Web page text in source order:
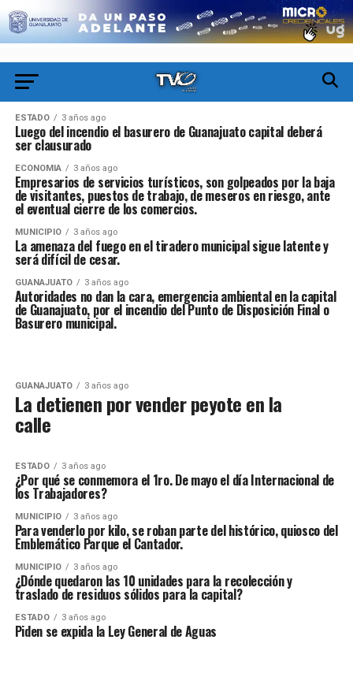
ESTADO 3 años ago
Luego del incendio el basurero de Guanajuato capital deberá
ser clausurado
ECONOMIA 3 años ago
Empresarios de servicios turísticos, son golpeados por la baja
de visitantes, puestos de trabajo, de meseros en riesgo, ante
el eventual cierre de los comercios.
MUNICIPIO 3 años ago
La amenaza del fuego en el tiradero municipal sigue latente y
será difícil de cesar.
GUANAJUATO 3 años ago
Autoridades no dan la cara, emergencia ambiental en la capital
de Guanajuato, por el incendio del Punto de Disposición Final o
Basurero municipal.
GUANAJUATO 3 años ago
La detienen por vender peyote en la
calle
ESTADO 3 años ago
¿Por qué se conmemora el 1ro. De mayo el día Internacional de
los Trabajadores?
MUNICIPIO 3 años ago
Para venderlo por kilo, se roban parte del histórico, quiosco del
Emblemático Parque el Cantador.
MUNICIPIO 3 años ago
¿Dónde quedaron las 10 unidades para la recolección y
traslado de residuos sólidos para la capital?
ESTADO 3 años ago
Piden se expida la Ley General de Aguas